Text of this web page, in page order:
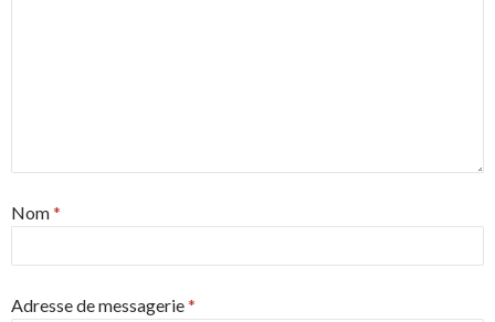
Nom*
Adresse de messagerie*